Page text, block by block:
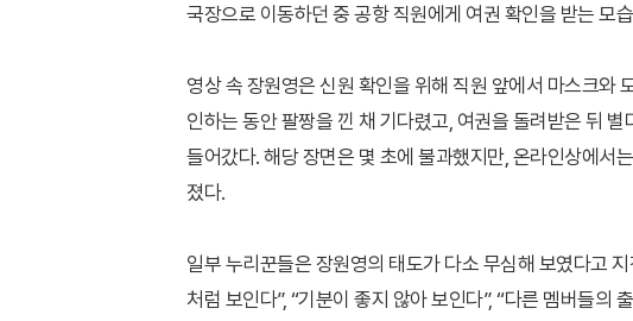
국장으로 이동하던 중 공항 직원에게 여권 확인을 받는 모
영상 속 장원영은 신원 확인을 위해 직원 앞에서 마스크와
인하는 동안 팔짱을 낀 채 기다렸고, 여권을 돌려받은 뒤
들어갔다. 해당 장면은 몇 초에 불과했지만, 온라인상에서
졌다.
일부 누리꾼들은 장원영의 태도가 다소 무심해 보였다고
처럼 보인다”, “기분이 좋지 않아 보인다”, “다른 멤버들의